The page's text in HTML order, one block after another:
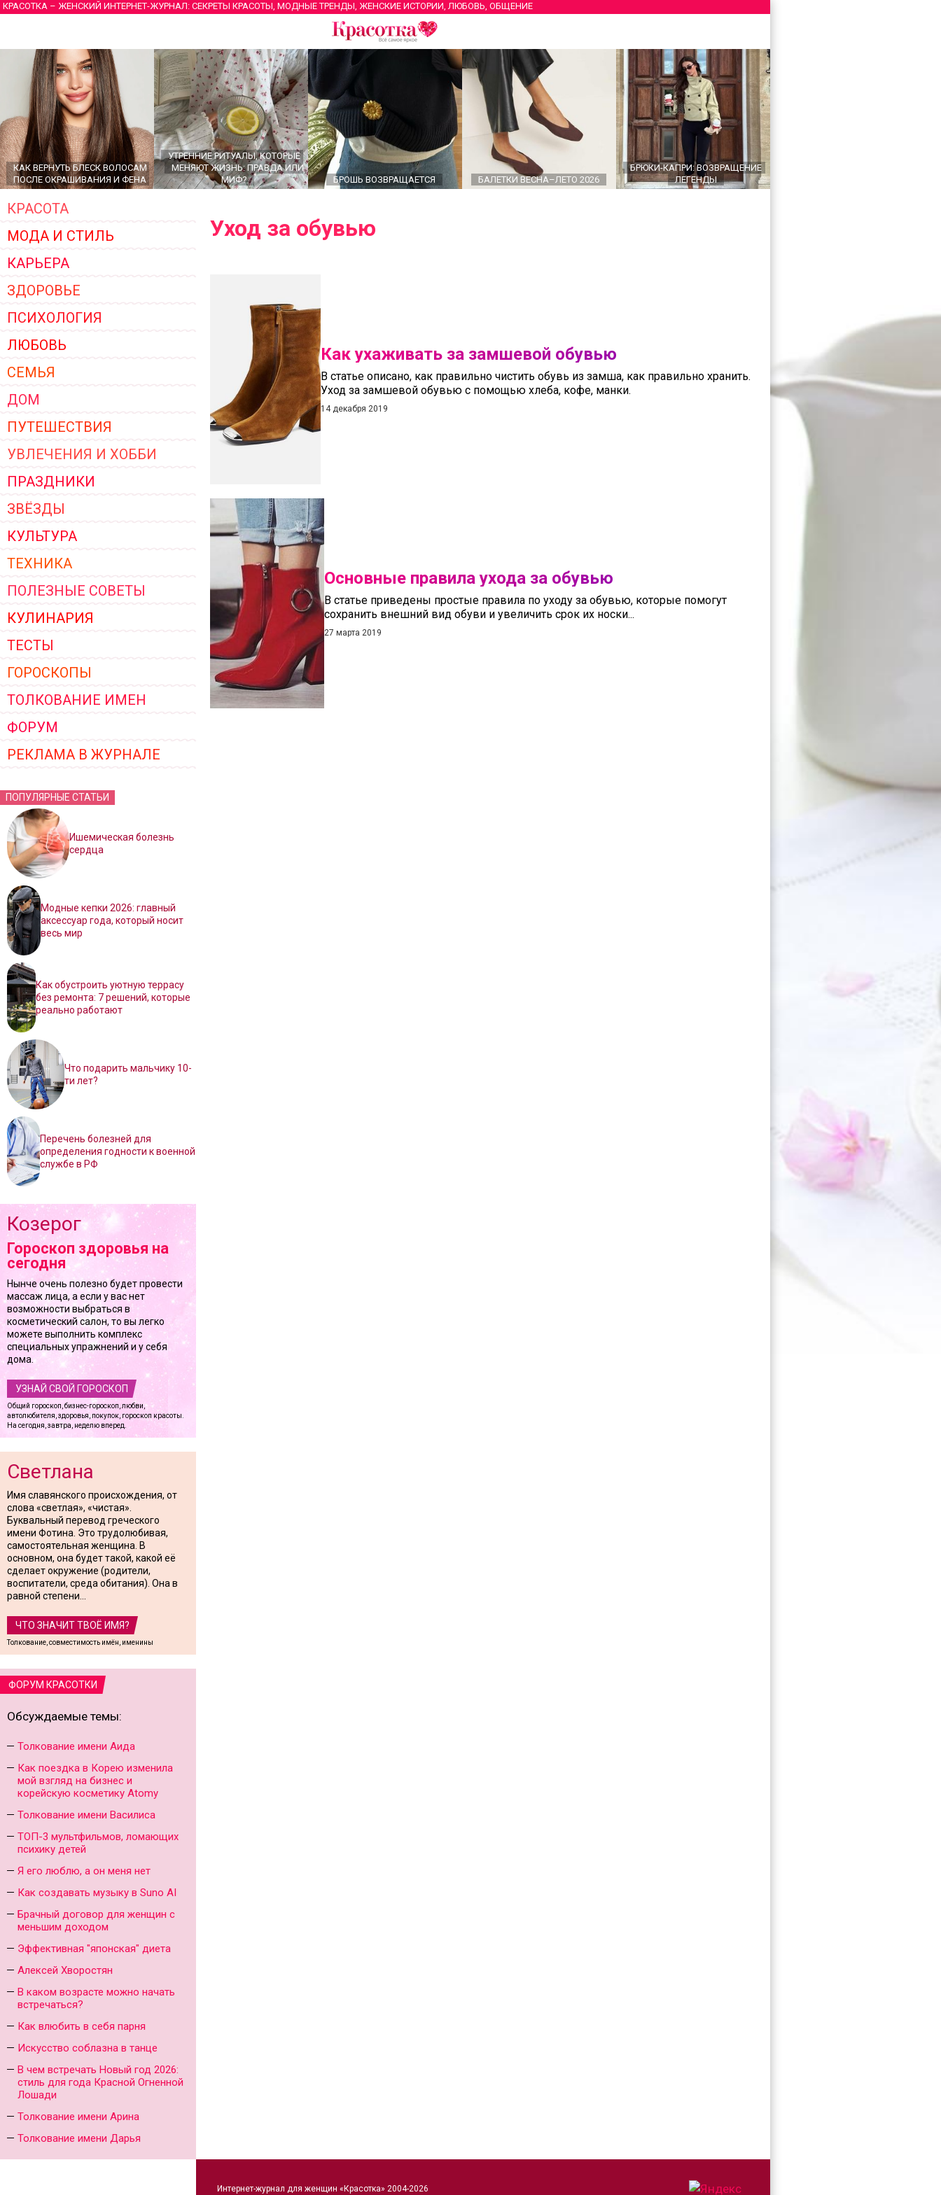
КРАСОТКА – ЖЕНСКИЙ ИНТЕРНЕТ-ЖУРНАЛ: СЕКРЕТЫ КРАСОТЫ, МОДНЫЕ ТРЕНДЫ, ЖЕНСКИЕ ИСТОРИИ, ЛЮБОВЬ, ОБЩЕНИЕ
КАК ВЕРНУТЬ БЛЕСК ВОЛОСАМ
ПОСЛЕ ОКРАШИВАНИЯ И ФЕНА
УТРЕННИЕ РИТУАЛЫ, КОТОРЫЕ
МЕНЯЮТ ЖИЗНЬ: ПРАВДА ИЛИ
МИФ?
БРОШЬ ВОЗВРАЩАЕТСЯ БАЛЕТКИ ВЕСНА–ЛЕТО 2026
БРЮКИ-КАПРИ: ВОЗВРАЩЕНИЕ
ЛЕГЕНДЫ
ГЛАВНЫЕ ТРЕНДЫ ВЕРХНЕЙ
ЖЕНСКОЙ ОДЕЖДЫ 2026
КРАСОТА
МОДА И СТИЛЬ
КАРЬЕРА
ЗДОРОВЬЕ
ПСИХОЛОГИЯ
ЛЮБОВЬ
СЕМЬЯ
ДОМ
ПУТЕШЕСТВИЯ
УВЛЕЧЕНИЯ И ХОББИ
ПРАЗДНИКИ
ЗВЁЗДЫ
КУЛЬТУРА
ТЕХНИКА
ПОЛЕЗНЫЕ СОВЕТЫ
КУЛИНАРИЯ
ТЕСТЫ
ГОРОСКОПЫ
ТОЛКОВАНИЕ ИМЕН
ФОРУМ
РЕКЛАМА В ЖУРНАЛЕ
ПОПУЛЯРНЫЕ СТАТЬИ
Ишемическая болезнь
сердца
Модные кепки 2026: главный
аксессуар года, который носит
весь мир
Как обустроить уютную террасу
без ремонта: 7 решений, которые
реально работают
Что подарить мальчику 10-
ти лет?
Перечень болезней для
определения годности к военной
службе в РФ
Козерог
Гороскоп здоровья на
сегодня
Нынче очень полезно будет провести
массаж лица, а если у вас нет
возможности выбраться в
косметический салон, то вы легко
можете выполнить комплекс
специальных упражнений и у себя
дома.
УЗНАЙ СВОЙ ГОРОСКОП
Общий гороскоп, бизнес-гороскоп, любви,
автолюбителя, здоровья, покупок, гороскоп красоты.
На сегодня, завтра, неделю вперед.
Светлана
Имя славянского происхождения, от
слова «светлая», «чистая».
Буквальный перевод греческого
имени Фотина. Это трудолюбивая,
самостоятельная женщина. В
основном, она будет такой, какой её
сделает окружение (родители,
воспитатели, среда обитания). Она в
равной степени...
ЧТО ЗНАЧИТ ТВОЁ ИМЯ?
Толкование, совместимость имён, именины
ФОРУМ КРАСОТКИ
Обсуждаемые темы:
Толкование имени Аида
Как поездка в Корею изменила
мой взгляд на бизнес и
корейскую косметику Atomy
Толкование имени Василиса
ТОП-3 мультфильмов, ломающих
психику детей
Я его люблю, а он меня нет
Как создавать музыку в Suno AI
Брачный договор для женщин с
меньшим доходом
Эффективная "японская" диета
Алексей Хворостян
В каком возрасте можно начать
встречаться?
Как влюбить в себя парня
Искусство соблазна в танце
В чем встречать Новый год 2026:
стиль для года Красной Огненной
Лошади
Толкование имени Арина
Толкование имени Дарья
Уход за обувью
Как ухаживать за замшевой обувью
В статье описано, как правильно чистить обувь из замша, как правильно хранить.
Уход за замшевой обувью с помощью хлеба, кофе, манки.
14 декабря 2019
Основные правила ухода за обувью
В статье приведены простые правила по уходу за обувью, которые помогут
сохранить внешний вид обуви и увеличить срок их носки...
27 марта 2019
Интернет-журнал для женщин «Красотка» 2004-2026